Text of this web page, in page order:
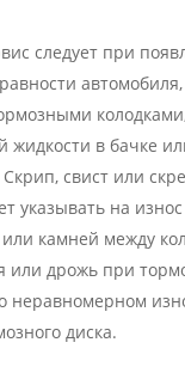
следует при
жидкости в бачке
свист или
указывать на износ
камней между
или дрожь при
неравномерном
диска.